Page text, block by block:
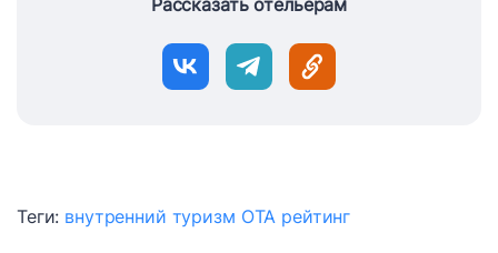
Теги: внутренний туризм ОТА рейтинг